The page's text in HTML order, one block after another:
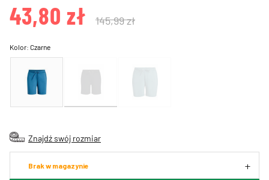
43,80 zł 145,99 zł
Kolor:Czarne
Znajdź swój rozmiar
Brak w magazynie